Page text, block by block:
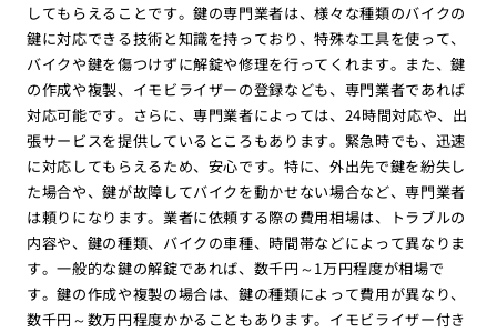
してもらえることです。鍵の専門業者は、様々な種類のバイクの
鍵に対応できる技術と知識を持っており、特殊な工具を使って、
バイクや鍵を傷つけずに解錠や修理を行ってくれます。また、鍵
の作成や複製、イモビライザーの登録なども、専門業者であれば
対応可能です。さらに、専門業者によっては、24時間対応や、出
張サービスを提供しているところもあります。緊急時でも、迅速
に対応してもらえるため、安心です。特に、外出先で鍵を紛失し
た場合や、鍵が故障してバイクを動かせない場合など、専門業者
は頼りになります。業者に依頼する際の費用相場は、トラブルの
内容や、鍵の種類、バイクの車種、時間帯などによって異なりま
す。一般的な鍵の解錠であれば、数千円～1万円程度が相場で
す。鍵の作成や複製の場合は、鍵の種類によって費用が異なり、
数千円～数万円程度かかることもあります。イモビライザー付き